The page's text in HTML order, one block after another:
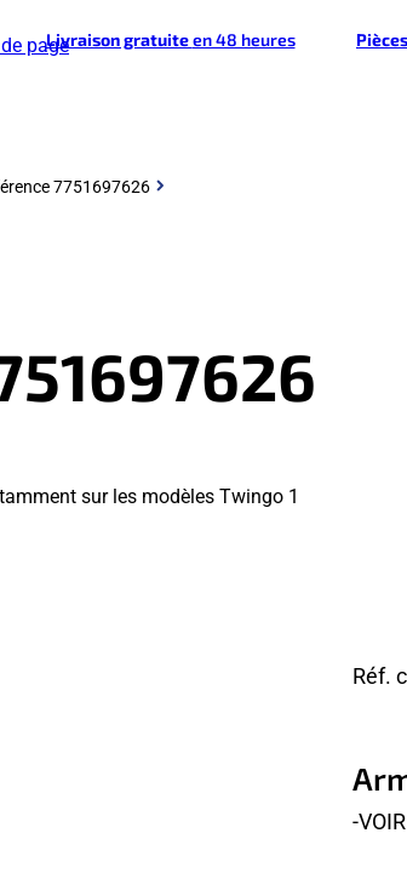
page
Livraison gratuiteen 48 heures
7751697626
sur les modèles Twingo 1
Réf.
-